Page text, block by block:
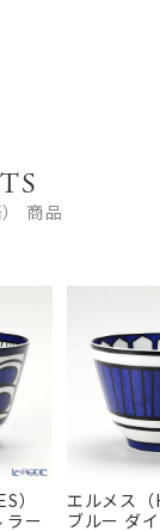
商品
）
ラー
エルメス（
ブルー ダ